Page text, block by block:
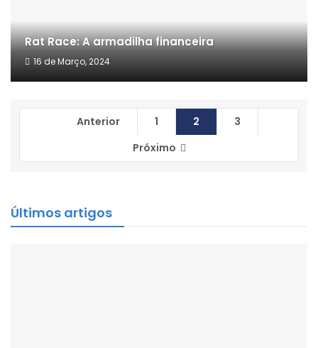
Rat Race: A armadilha financeira
16 de Março, 2024
Anterior 1 2
3
Próximo
Últimos artigos